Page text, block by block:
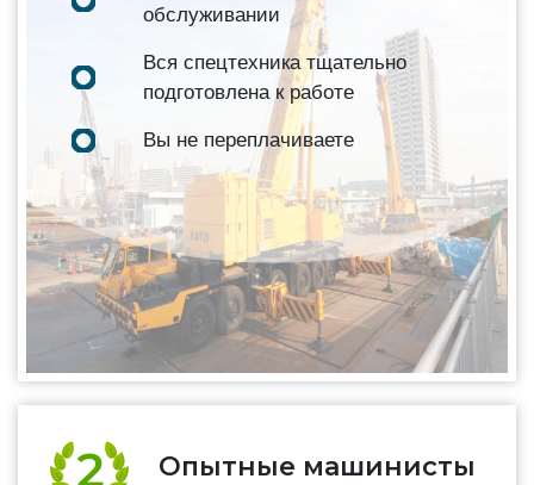
обслуживании
Вся спецтехника тщательно
подготовлена к работе
Вы не переплачиваете
Опытные машинисты